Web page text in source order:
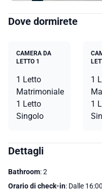
Dove dormirete
CAMERA DA
LETTO 1
1 Letto
Matrimoniale
1 Letto
Singolo
1
1
Dettagli
Bathroom: 2
Orario di check-in: Dalle 16:00